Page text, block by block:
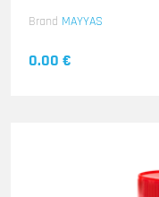
Brand MAYYAS
0.00 €